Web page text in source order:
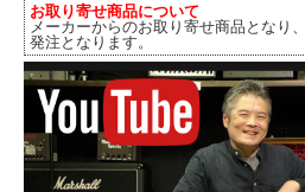
お取り寄せ商品について
メーカーからのお取り寄せ商品となり
発注となります。